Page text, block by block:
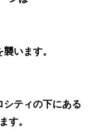
います。
シティの下にある
す。